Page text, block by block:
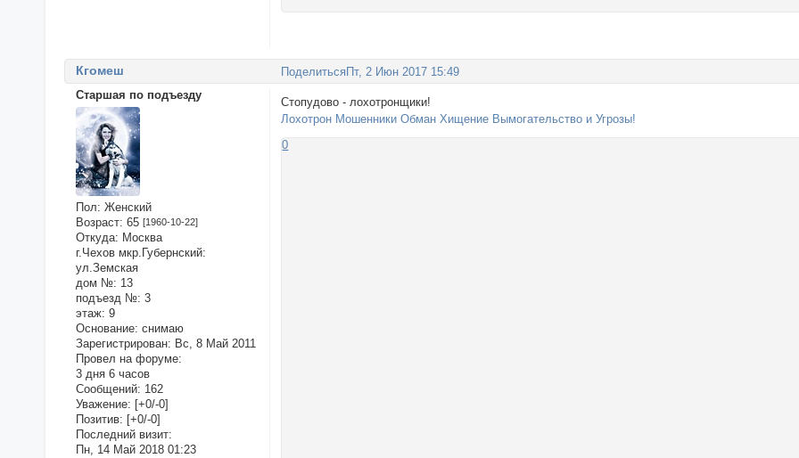
ПоделитьсяПт, 2 Июн 2017 15:49
Кгомеш
Старшая по подъезду
Пол: Женский
Возраст: 65 [1960-10-22]
Откуда: Москва
г.Чехов мкр.Губернский:
ул.Земская
дом №: 13
подъезд №: 3
этаж: 9
Основание: снимаю
Зарегистрирован: Вс, 8 Май 2011
Провел на форуме:
3 дня 6 часов
Сообщений: 162
Уважение: [+0/-0]
Позитив: [+0/-0]
Последний визит:
Пн, 14 Май 2018 01:23
Стопудово - лохотронщики!
Лохотрон Мошенники Обман Хищение Вымогательство и Угрозы!
0